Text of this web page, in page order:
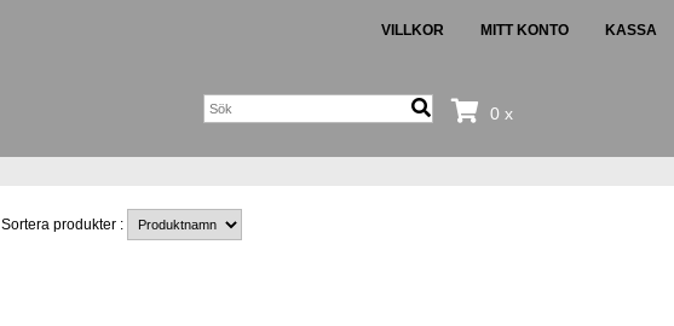
VILLKOR MITT KONTO KASSA
0 x
Sortera produkter :